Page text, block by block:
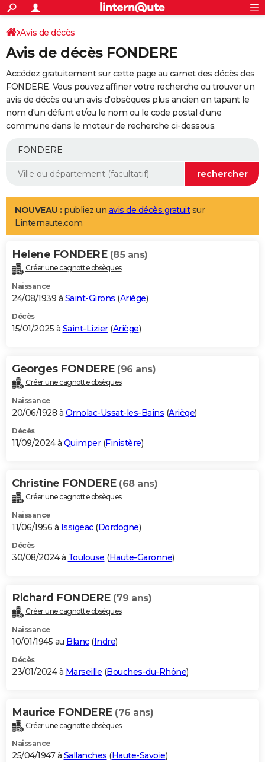
ACTUALITÉS
Politique
Société
Faits Divers
Education
Monde
Villes
+
SPORT
Coupe du monde 2026
Football
Tennis
Cyclisme
Rugby
Forum
Programme TV
TNT
Streaming
Cinéma
Sorties cinéma
Musique
+
FINANCE
Retraite
Epargne
Immobilier
Risques naturels par ville
Banque
Assurance
AUTO
Essais
Réserver un essai
Citadines
Berlines
SUV
Forum auto
+
Mobiles
Meilleur smartphone
Internet
Ordinateurs
Jeux vidéo
Guide high-tech
Aménagement intérieur
LIFESTYLE
Art de vivre
Bien-être
Loisirs
Mode
Modes de vie
Alimentation
Guide de la santé
Maladies
Médicaments
Sommeil
VOYAGE
Destinations
City break
Voyage nature
Voyage de noces
Forum
Climat
+PHOTO
GUIDES D'ACHAT
BONS PLANS
Carte de Noël
Carte Bonne année
Carte Saint-Valentin
Carte Pâques
Carte d'anniversaire
DICTIONNAIRE
Dictionnaire
Biographies
Citations
Expressions
Proverbes
PROGRAMME TV
S'inscrire
Se connecter
Lycées
Collèges
Primaires
Universités
Entreprises
Service militaire
Avis de recherche
AVIS DE DÉCÈS
Bricolage
Lifestyle
Culture
Sport
Auto
Television
Voyage
Cinema
Avis de décès
Avis de décès FONDERE
Accédez gratuitement sur cette page au carnet des décès des
FONDERE. Vous pouvez affiner votre recherche ou trouver un
avis de décès ou un avis d'obsèques plus ancien en tapant le
nom d'un défunt et/ou le nom ou le code postal d'une
commune dans le moteur de recherche ci-dessous.
NOUVEAU : publiez un avis de décès gratuitsur
Linternaute.com
Helene FONDERE (85 ans)
Créer une cagnotte obsèques
Naissance
24/08/1939 à Saint-Girons (Ariège)
Décès
15/01/2025 à Saint-Lizier(Ariège)
Georges FONDERE (96 ans)
Créer une cagnotte obsèques
Naissance
20/06/1928 à Ornolac-Ussat-les-Bains (Ariège)
Décès
11/09/2024 à Quimper(Finistère)
Christine FONDERE (68 ans)
Créer une cagnotte obsèques
Naissance
11/06/1956 à Issigeac(Dordogne)
Décès
30/08/2024 à Toulouse (Haute-Garonne)
Richard FONDERE (79 ans)
Créer une cagnotte obsèques
Naissance
10/01/1945 au Blanc(Indre)
Décès
23/01/2024 à Marseille (Bouches-du-Rhône)
Maurice FONDERE (76 ans)
Créer une cagnotte obsèques
Naissance
25/04/1947 à Sallanches (Haute-Savoie)